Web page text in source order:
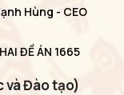
Hùng - CEO
ĐỀ ÁN 1665
và Đào tạo)